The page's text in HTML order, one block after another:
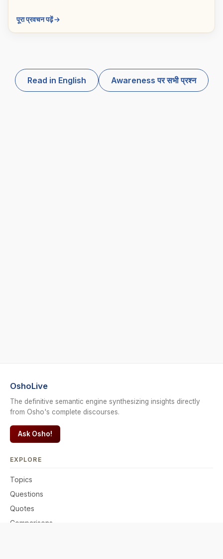
पूरा प्रवचन पढ़ें
Read in English Awareness पर सभी प्रश्न
OshoLive
The definitive semantic engine synthesizing insights directly
from Osho's complete discourses.
Ask Osho!
EXPLORE
Topics
Questions
Quotes
Comparisons